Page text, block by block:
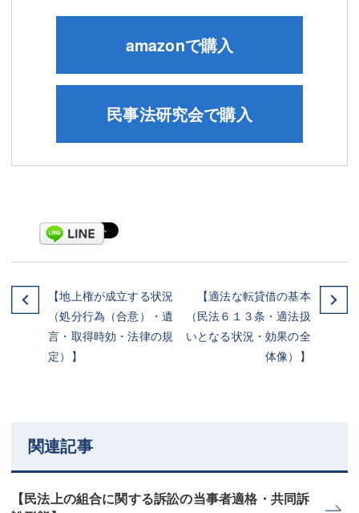
民事法研究会で購入
amazonで購入
【地上権が成立する状況
（処分行為（合意）・遺
言・取得時効・法律の規
定）】
【適法な転貸借の基本
（民法６１３条・適法扱
いとなる状況・効果の全
体像）】
関連記事
【民法上の組合に関する訴訟の当事者適格・共同訴